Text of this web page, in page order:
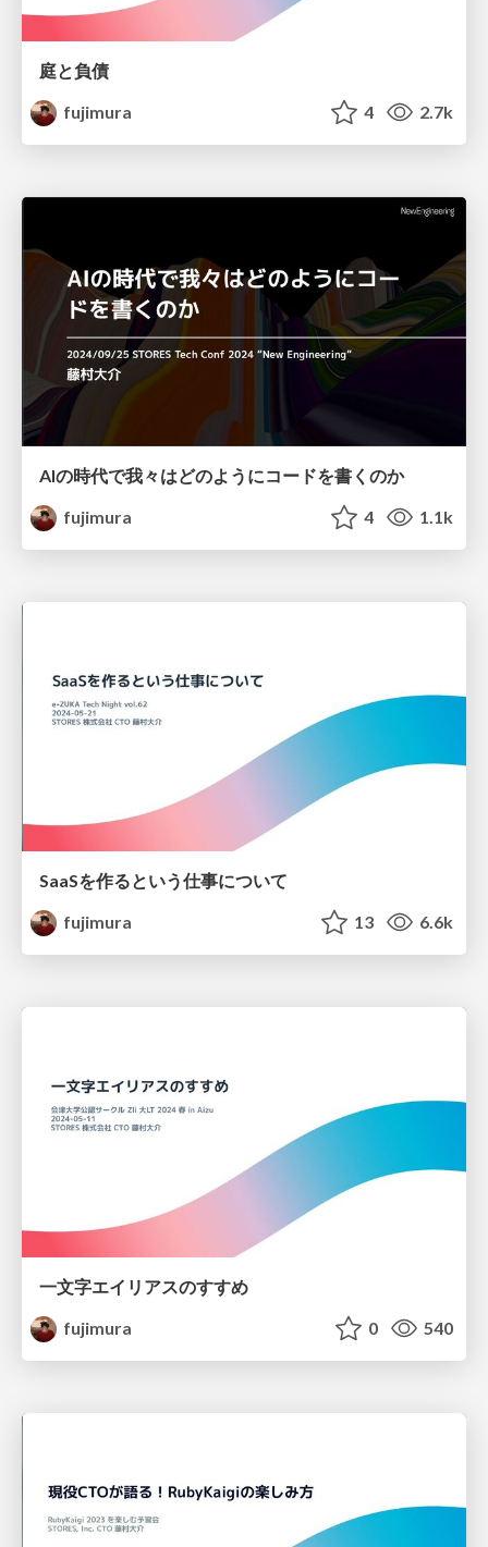
庭と負債
fujimura
4 2.7k
AIの時代で我々はどのようにコードを書くのか
fujimura
4 1.1k
SaaSを作るという仕事について
fujimura
13 6.6k
一文字エイリアスのすすめ
fujimura
0 540